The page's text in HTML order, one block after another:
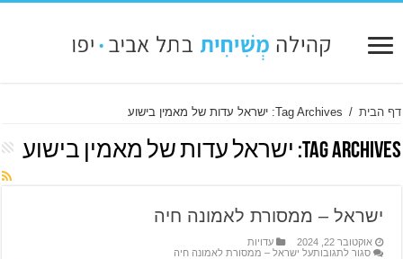
דף הבית / Tag Archives: ישראל עדות של מאמין בישוע
Tag Archives: ישראל עדות של מאמין בישוע
ישראל – ממסורת לאמונה חיה
אוקטובר 22, 2024
עדויות
סגור לתגובותעל ישראל – ממסורת לאמונה חיה